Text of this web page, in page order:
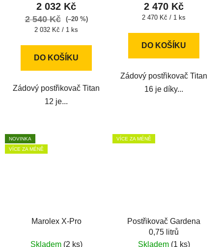
2 032 Kč
2 540 Kč
(–20 %)
Měrná
2 032 Kč / 1 ks
DO KOŠÍKU
Zádový postřikovač Titan
12 je...
2 470 Kč
Měrná
2 470 Kč / 1 ks
DO KOŠÍKU
Zádový postřikovač Titan
16 je díky...
NOVINKA
VÍCE ZA MÉNĚ
Marolex X-Pro
Skladem (2 ks)
VÍCE ZA MÉNĚ
Postřikovač Gardena
0,75 litrů
Skladem (1 ks)